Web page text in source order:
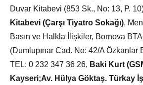
Duvar Kitabevi (853 Sk., No: 13, P.
Kitabevi (Çarşı Tiyatro Sokağı),
Basın ve Halkla İlişkiler, Bornova
(Dumlupınar Cad. No: 42/A Özkanlar
TEL: 0 232 347 36 26, Baki Kurt
Kayseri;Av. Hülya Göktaş. Türkay